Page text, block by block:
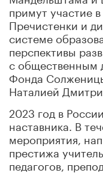
примут участие
Пречистенки и
системе
перспективы
с общественным
Фонда
Наталией
2023 год в
наставника. В
мероприятия,
престижа
педагогов,